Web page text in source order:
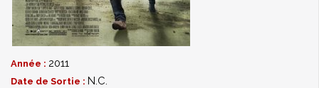
Année : 2011
Date de Sortie : N.C.